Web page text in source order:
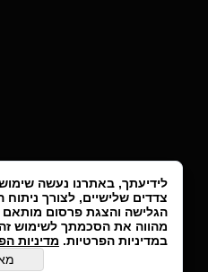
צדדים שלישיים, לצורך ניתוח
הגלישה והצגת פרסום מותאם
מהווה את הסכמתך לשימוש זה.
במדיניות הפרטיות.מדיניות
מאשר